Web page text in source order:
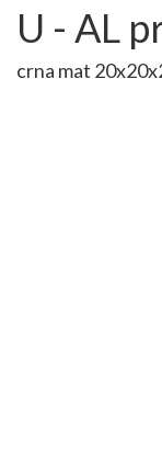
U - AL
crna mat